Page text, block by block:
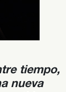
tiempo,
nueva